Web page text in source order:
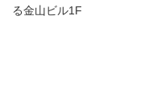
る金山ビル1F